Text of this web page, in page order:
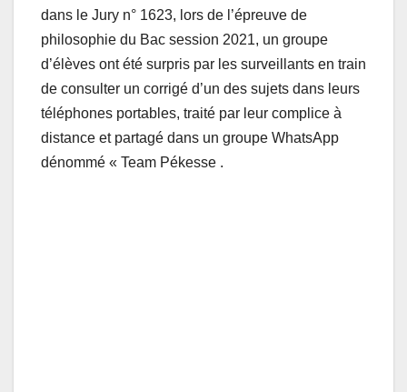
dans le Jury n° 1623, lors de l’épreuve de
philosophie du Bac session 2021, un groupe
d’élèves ont été surpris par les surveillants en train
de consulter un corrigé d’un des sujets dans leurs
téléphones portables, traité par leur complice à
distance et partagé dans un groupe WhatsApp
dénommé « Team Pékesse .